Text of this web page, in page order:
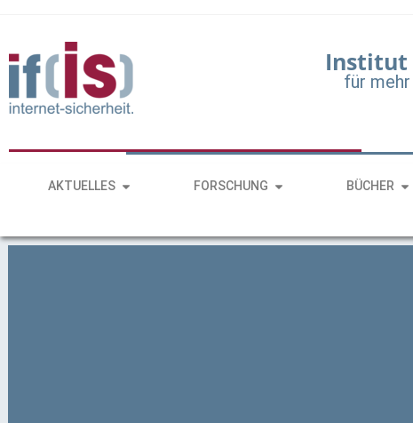
Institut
für
AKTUELLES FORSCHUNG BÜCHER